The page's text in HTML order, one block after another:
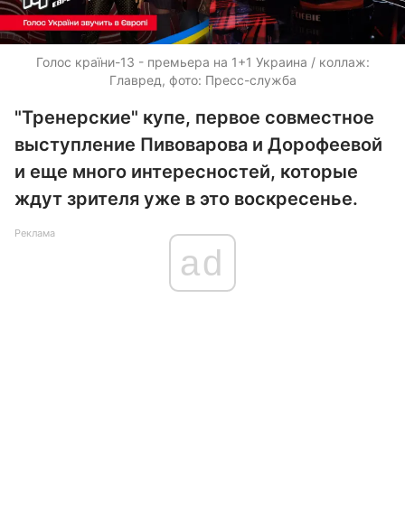
Голос країни-13 - премьера на 1+1 Украина / коллаж:
Главред, фото: Пресс-служба
"Тренерские" купе, первое совместное
выступление Пивоварова и Дорофеевой
и еще много интересностей, которые
ждут зрителя уже в это воскресенье.
Реклама
ad